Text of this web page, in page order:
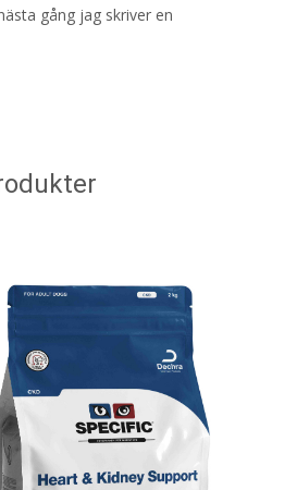
gång jag skriver en